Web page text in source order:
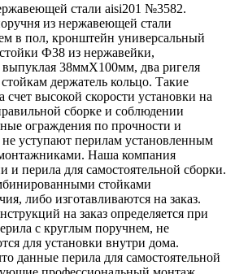
стали aisi201 №3582.
из нержавеющей стали
в пол, кронштейн универсальный
Ф38 из нержавейки,
выпуклая 38ммХ100мм, два ригеля
держатель кольцо. Такие
высокой скорости установки на
сборке и соблюдении
ограждения по прочности и
уступают перилам установленным
Наша компания
и перила для самостоятельной сборки.
стойками
либо изготавливаются на заказ.
на заказ определяется при
с круглым поручнем, не
для установки внутри дома.
данные перила для самостоятельной